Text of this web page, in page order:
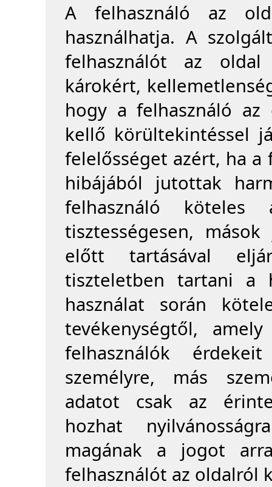
A felhasználó az
használhatja. A
felhasználót az
károkért,
hogy a felhasználó
kellő körültekintéssel
felelősséget azért, ha a
hibájából jutottak
felhasználó
tisztességesen,
előtt tartásával
tiszteletben tartani a
használat során
tevékenységtől,
felhasználók
személyre, más
adatot csak az
hozhat
magának a jogot
felhasználót az oldalról